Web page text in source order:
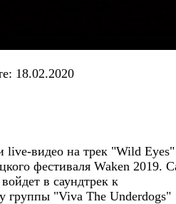
18.02.2020
live-видео на трек "Wild
фестиваля Waken 2019.
в саундтрек к
группы "Viva The Underdogs"